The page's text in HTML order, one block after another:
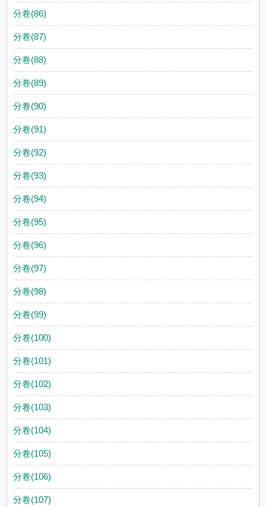
分卷(86)
分卷(87)
分卷(88)
分卷(89)
分卷(90)
分卷(91)
分卷(92)
分卷(93)
分卷(94)
分卷(95)
分卷(96)
分卷(97)
分卷(98)
分卷(99)
分卷(100)
分卷(101)
分卷(102)
分卷(103)
分卷(104)
分卷(105)
分卷(106)
分卷(107)